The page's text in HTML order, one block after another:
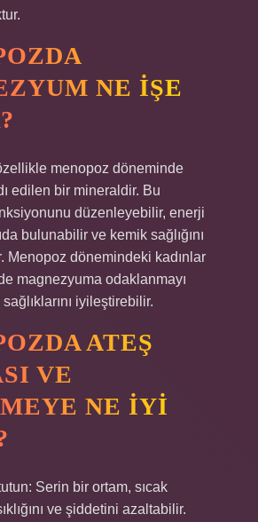
NE IŞE
menopoz döneminde
edilen bir mineraldir. Bu
düzenleyebilir, enerji
bulunabilir ve kemik sağlığını
Menopoz dönemindeki kadınlar
magnezyuma odaklanmayı
iyileştirebilir.
ATEŞ
VE
NE IYI
Serin bir ortam, sıcak
ve şiddetini azaltabilir.